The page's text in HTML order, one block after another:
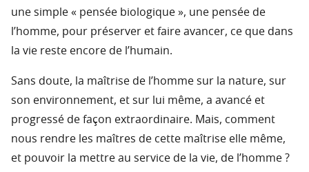
une simple « pensée biologique », une pensée de
l’homme, pour préserver et faire avancer, ce que dans
la vie reste encore de l’humain.
Sans doute, la maîtrise de l’homme sur la nature, sur
son environnement, et sur lui même, a avancé et
progressé de façon extraordinaire. Mais, comment
nous rendre les maîtres de cette maîtrise elle même,
et pouvoir la mettre au service de la vie, de l’homme ?